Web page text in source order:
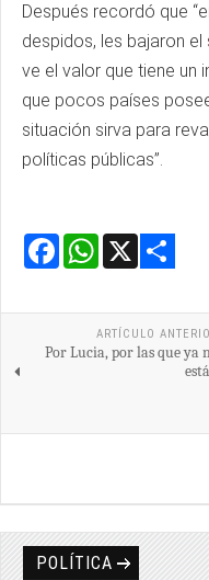
Después recordó que
despidos, les bajaron el
ve el valor que tiene un
que pocos países
situación sirva para
políticas públicas”.
Facebook
WhatsApp
ARTÍCULO
Por Lucia, por las que ya
POLÍTICA